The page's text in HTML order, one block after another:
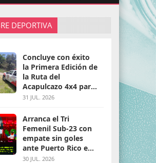
DEPORTIVA
Concluye con éxito
la Primera Edición de
la Ruta del
Acapulcazo 4x4 para
parejas
31 JUL. 2026
Arranca el Tri
Femenil Sub-23 con
empate sin goles
ante Puerto Rico en
Santo Domingo 2026
30 JUL. 2026